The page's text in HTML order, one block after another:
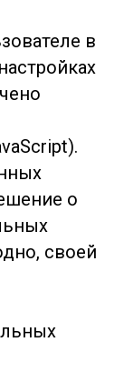
в
о
своей